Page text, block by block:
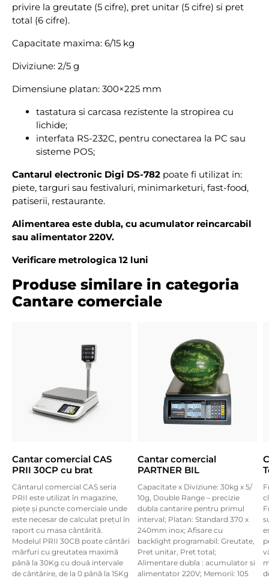
privire la greutate (5 cifre), pret unitar (5 cifre) si pret
total (6 cifre).
Capacitate maxima: 6/15 kg
Diviziune: 2/5 g
Dimensiune platan: 300×225 mm
tastatura si carcasa rezistente la stropirea cu
lichide;
interfata RS-232C, pentru conectarea la PC sau
sisteme POS;
Cantarul electronic Digi DS-782 poate fi utilizat in:
piete, targuri sau festivaluri, minimarketuri, fast-food,
patiserii, restaurante.
Alimentarea este dubla, cu acumulator reincarcabil
sau alimentator 220V.
Verificare metrologica 12 luni
Produse similare in categoria
Cantare comerciale
Cantar comercial CAS
PRII 30CP cu brat
Cântarul comercial CAS seria
PRII este utilizat în magazine,
piețe și puncte comerciale unde
este necesar de calculat prețul în
raport cu masa cântărită.
Modelul PRII 30CB poate cântări
mărfuri cu greutatea maximă
până la 30Kg cu două intervale
de cântărire, de la 0 până la 15Kg
Cantar comercial
PARTNER BIL
Capacitate x Diviziune: 30kg x 5/
10g, Double Range – precizie
dubla cantarire pentru primul
interval; Platan: Standard 370 x
240mm inox; Afisare cu
backlight programabil: Greutate,
Pret unitar, Pret total;
Alimentare dubla : acumulator si
alimentator 220V; Memorii: 105